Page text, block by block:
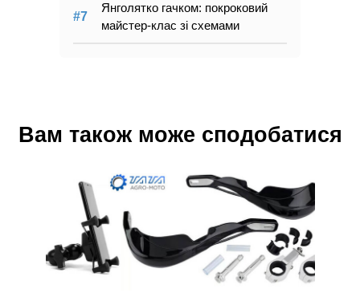
Янголятко гачком: покроковий
майстер-клас зі схемами
Вам також може сподобатися